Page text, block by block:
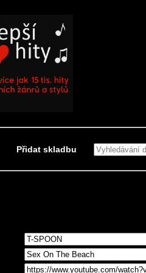
Přidat skladbu